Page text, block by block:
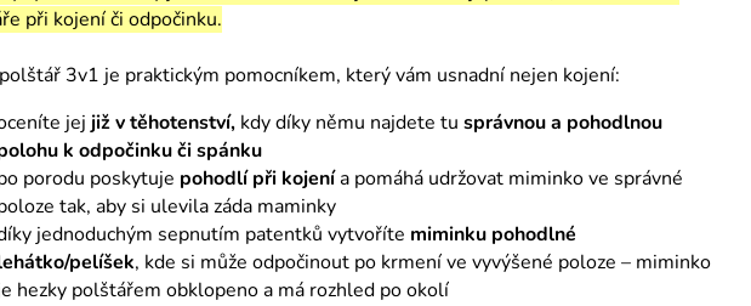
při kojení či odpočinku.
3v1 je praktickým pomocníkem, který vám usnadní nejen kojení:
jej již v těhotenství, kdy díky němu najdete tu správnou a pohodlnou
k odpočinku či spánku
porodu poskytuje pohodlí při kojenía pomáhá udržovat miminko ve správné
tak, aby si ulevila záda maminky
jednoduchým sepnutím patentků vytvoříte miminku pohodlné
pelíšek, kde si může odpočinout po krmení ve vyvýšené poloze – miminko
hezky polštářem obklopeno a má rozhled po okolí